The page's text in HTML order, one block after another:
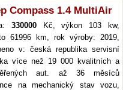
Compass 1.4 MultiAir
330000Kč, výkon 103 kw,
61996 km, rok výroby: 2019,
v: česká republika servisní
více než 19 000 kvalitních a
aut. až 36 měsíců
na mechanický stav vozu,